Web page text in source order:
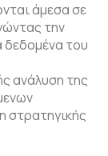
άμεσα σε
την
δεδομένα του
ανάλυση της
στρατηγικής